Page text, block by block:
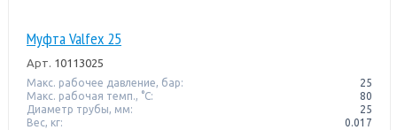
Муфта Valfex 25
Арт. 10113025
Макс. рабочее давление, бар:
25
Макс. рабочая темп., °С:
80
Диаметр трубы, мм:
25
Вес, кг:
0.017